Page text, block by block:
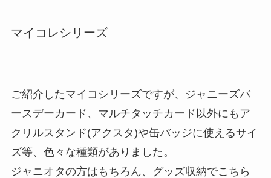
マイコレシリーズ
ご紹介したマイコシリーズですが、ジャニーズバ
ースデーカード、マルチタッチカード以外にもア
クリルスタンド(アクスタ)や缶バッジに使えるサイ
ズ等、色々な種類がありました。
ジャニオタの方はもちろん、グッズ収納でこちら